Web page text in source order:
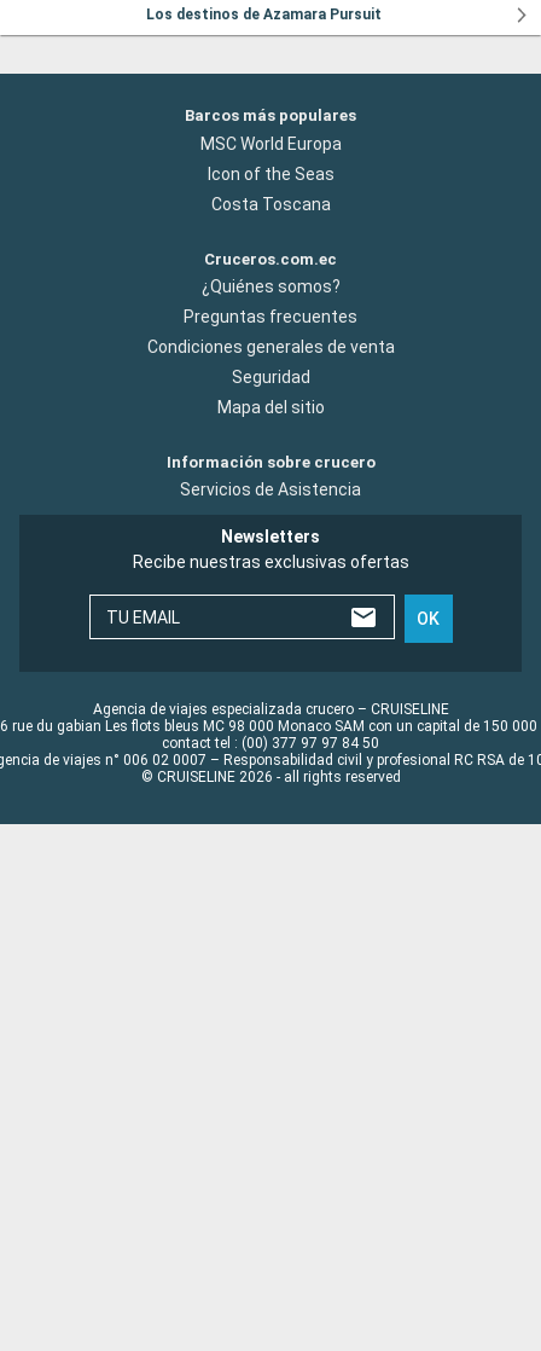
Los destinos de Azamara Pursuit
Barcos más populares
MSC World Europa
Icon of the Seas
Costa Toscana
Cruceros.com.ec
¿Quiénes somos?
Preguntas frecuentes
Condiciones generales de venta
Seguridad
Mapa del sitio
Información sobre crucero
Servicios de Asistencia
Newsletters
Recibe nuestras exclusivas ofertas
TU EMAIL OK
Agencia de viajes especializada crucero – CRUISELINE
rue du gabian Les flots bleus MC 98 000 Monaco SAM con un capital de 150 000
contact tel : (00) 377 97 97 84 50
de viajes n° 006 02 0007 – Responsabilidad civil y profesional RC RSA de
© CRUISELINE 2026 - all rights reserved